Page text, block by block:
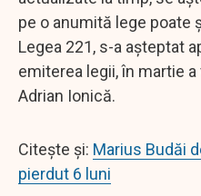
pe o anumită lege poate
Legea 221, s-a aşteptat
emiterea legii, în martie
Adrian Ionică.
Citește și: Marius Budăi
pierdut 6 luni